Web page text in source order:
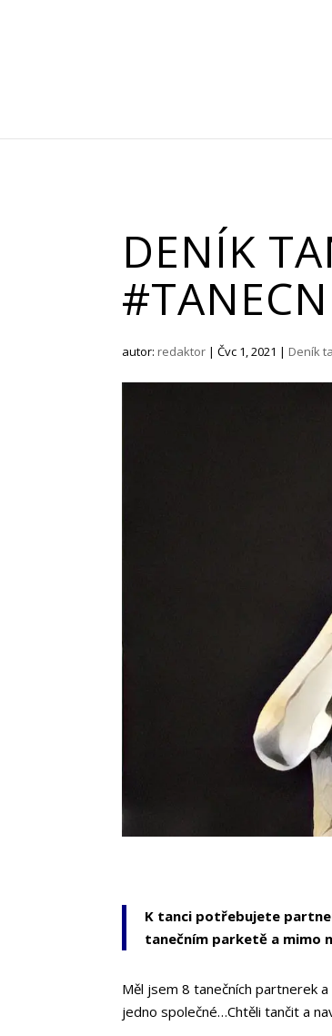
DENÍK
autor: redaktor |Čvc 1, 2021 | Deník
K tanci potřebujete
tanečním parketě a mimo
Měl jsem 8 tanečních partnerek a
jedno společné…Chtěli tančit a